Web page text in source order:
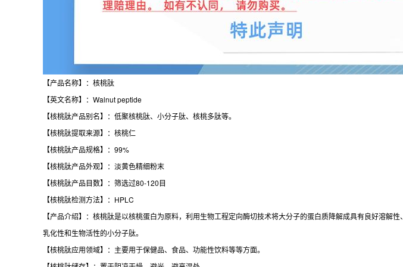
【产品名称】：核桃肽
【英文名称】：Walnut peptide
【核桃肽产品别名】：低聚核桃肽、小分子肽、核桃多肽等。
【核桃肽提取来源】：核桃仁
【核桃肽产品规格】：99%
【核桃肽产品外观】：淡黄色精细粉末
【核桃肽产品目数】：筛选过80-120目
【核桃肽检测方法】：HPLC
【产品介绍】：核桃肽是以核桃蛋白为原料，利用生物工程定向酶切技术将大分子的蛋白质降解成具有良好溶解性、
乳化性和生物活性的小分子肽。
【核桃肽应用领域】：主要用于保健品、食品、功能性饮料等等方面。